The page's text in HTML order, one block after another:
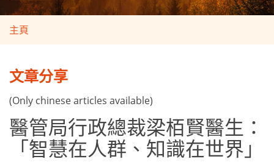
主頁
文章分享
(Only chinese articles available)
醫管局行政總裁梁栢賢醫生：
「智慧在人群、知識在世界」